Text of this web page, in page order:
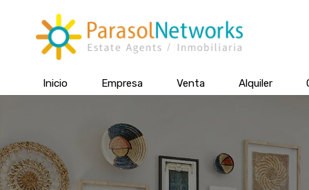
Inicio Empresa Venta Alquiler